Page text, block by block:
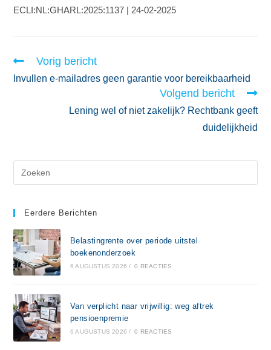
ECLI:NL:GHARL:2025:1137 | 24-02-2025
Vorig bericht
Invullen e-mailadres geen garantie voor bereikbaarheid
Volgend bericht
Lening wel of niet zakelijk? Rechtbank geeft
duidelijkheid
Eerdere Berichten
Belastingrente over periode uitstel
boekenonderzoek
6 AUGUSTUS 2026 / 0 REACTIES
Van verplicht naar vrijwillig: weg aftrek
pensioenpremie
6 AUGUSTUS 2026 / 0 REACTIES